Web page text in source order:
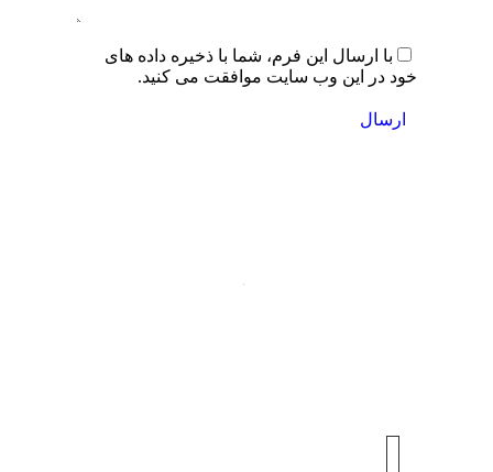
با ارسال این فرم، شما با ذخیره داده های
خود در این وب سایت موافقت می کنید.
ارسال